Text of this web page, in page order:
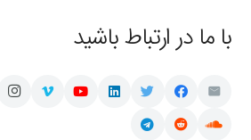
با ما در ارتباط باشید